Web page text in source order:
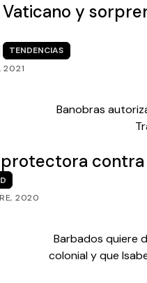
Vaticano y
TENDENCIAS
2021
Banobras
protectora
2020
Barbados quiere
colonial y que